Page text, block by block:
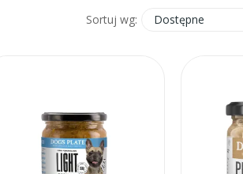
Sortuj wg: Dostępne